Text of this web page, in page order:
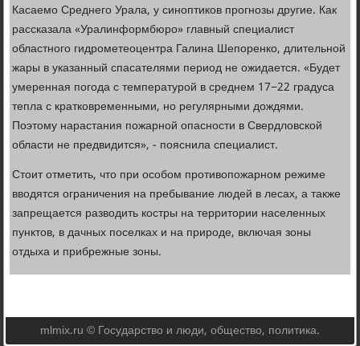
Касаемо Среднего Урала, у синоптиков прогнозы другие. Как
рассказала «Уралинформбюро» главный специалист
областного гидрометеоцентра Галина Шепоренко, длительной
жары в указанный спасателями период не ожидается. «Будет
умеренная погода с температурой в среднем 17−22 градуса
тепла с кратковременными, но регулярными дождями.
Поэтому нарастания пожарной опасности в Свердловской
области не предвидится», - пояснила специалист.
Стоит отметить, что при особом противопожарном режиме
вводятся ограничения на пребывание людей в лесах, а также
запрещается разводить костры на территории населенных
пунктов, в дачных поселках и на природе, включая зоны
отдыха и прибрежные зоны.
mlmix.ru © Государство и люди, общество, политика.